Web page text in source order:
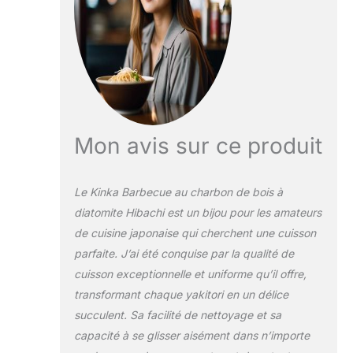
sa forme
rectangulaire, il
s’utilise
parfaitement
comme grill de
table. Conserve la
peu de charbon –
Recommandé avec
du charbon
Binchotan – Ce
charbon blanc
japonais offre une
chaleur intense,
brûle jusqu’à
5 heures et ne
dégage presque
aucune odeur.
Mon avis sur ce produit
Le Kinka Barbecue au charbon de bois à
diatomite Hibachi est un bijou pour les amateurs
de cuisine japonaise qui cherchent une cuisson
parfaite. J’ai été conquise par la qualité de
cuisson exceptionnelle et uniforme qu’il offre,
transformant chaque yakitori en un délice
succulent. Sa facilité de nettoyage et sa
capacité à se glisser aisément dans n’importe